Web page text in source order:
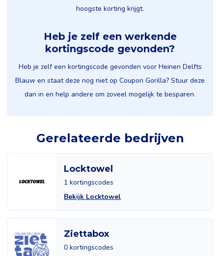
hoogste korting krijgt.
Heb je zelf een werkende
kortingscode gevonden?
Heb je zelf een kortingscode gevonden voor Heinen Delfts
Blauw en staat deze nog niet op Coupon Gorilla? Stuur deze
dan in en help andere om zoveel mogelijk te besparen.
Gerelateerde bedrijven
Locktowel
1 kortingscodes
Bekijk Locktowel
Ziettabox
0 kortingscodes